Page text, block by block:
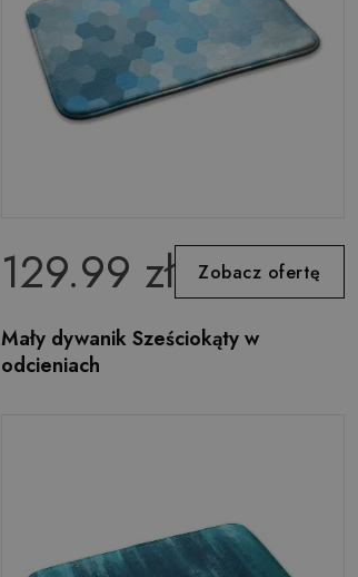
129.99 zł Zobacz ofertę
Mały dywanik Sześciokąty w
odcieniach